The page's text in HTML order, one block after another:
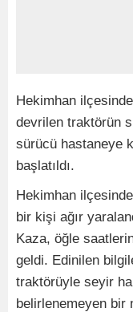
Hekimhan
devrilen traktörün
sürücü hastaneye
başlatıldı.
Hekimhan
bir kişi ağır
Kaza, öğle
geldi. Edinilen
traktörüyle seyir
belirlenemeyen bir